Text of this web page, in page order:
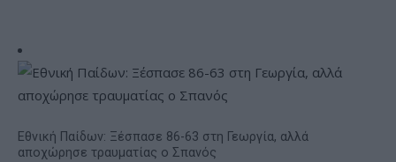
Εθνική Παίδων: Ξέσπασε 86-63 στη Γεωργία, αλλά
αποχώρησε τραυματίας ο Σπανός